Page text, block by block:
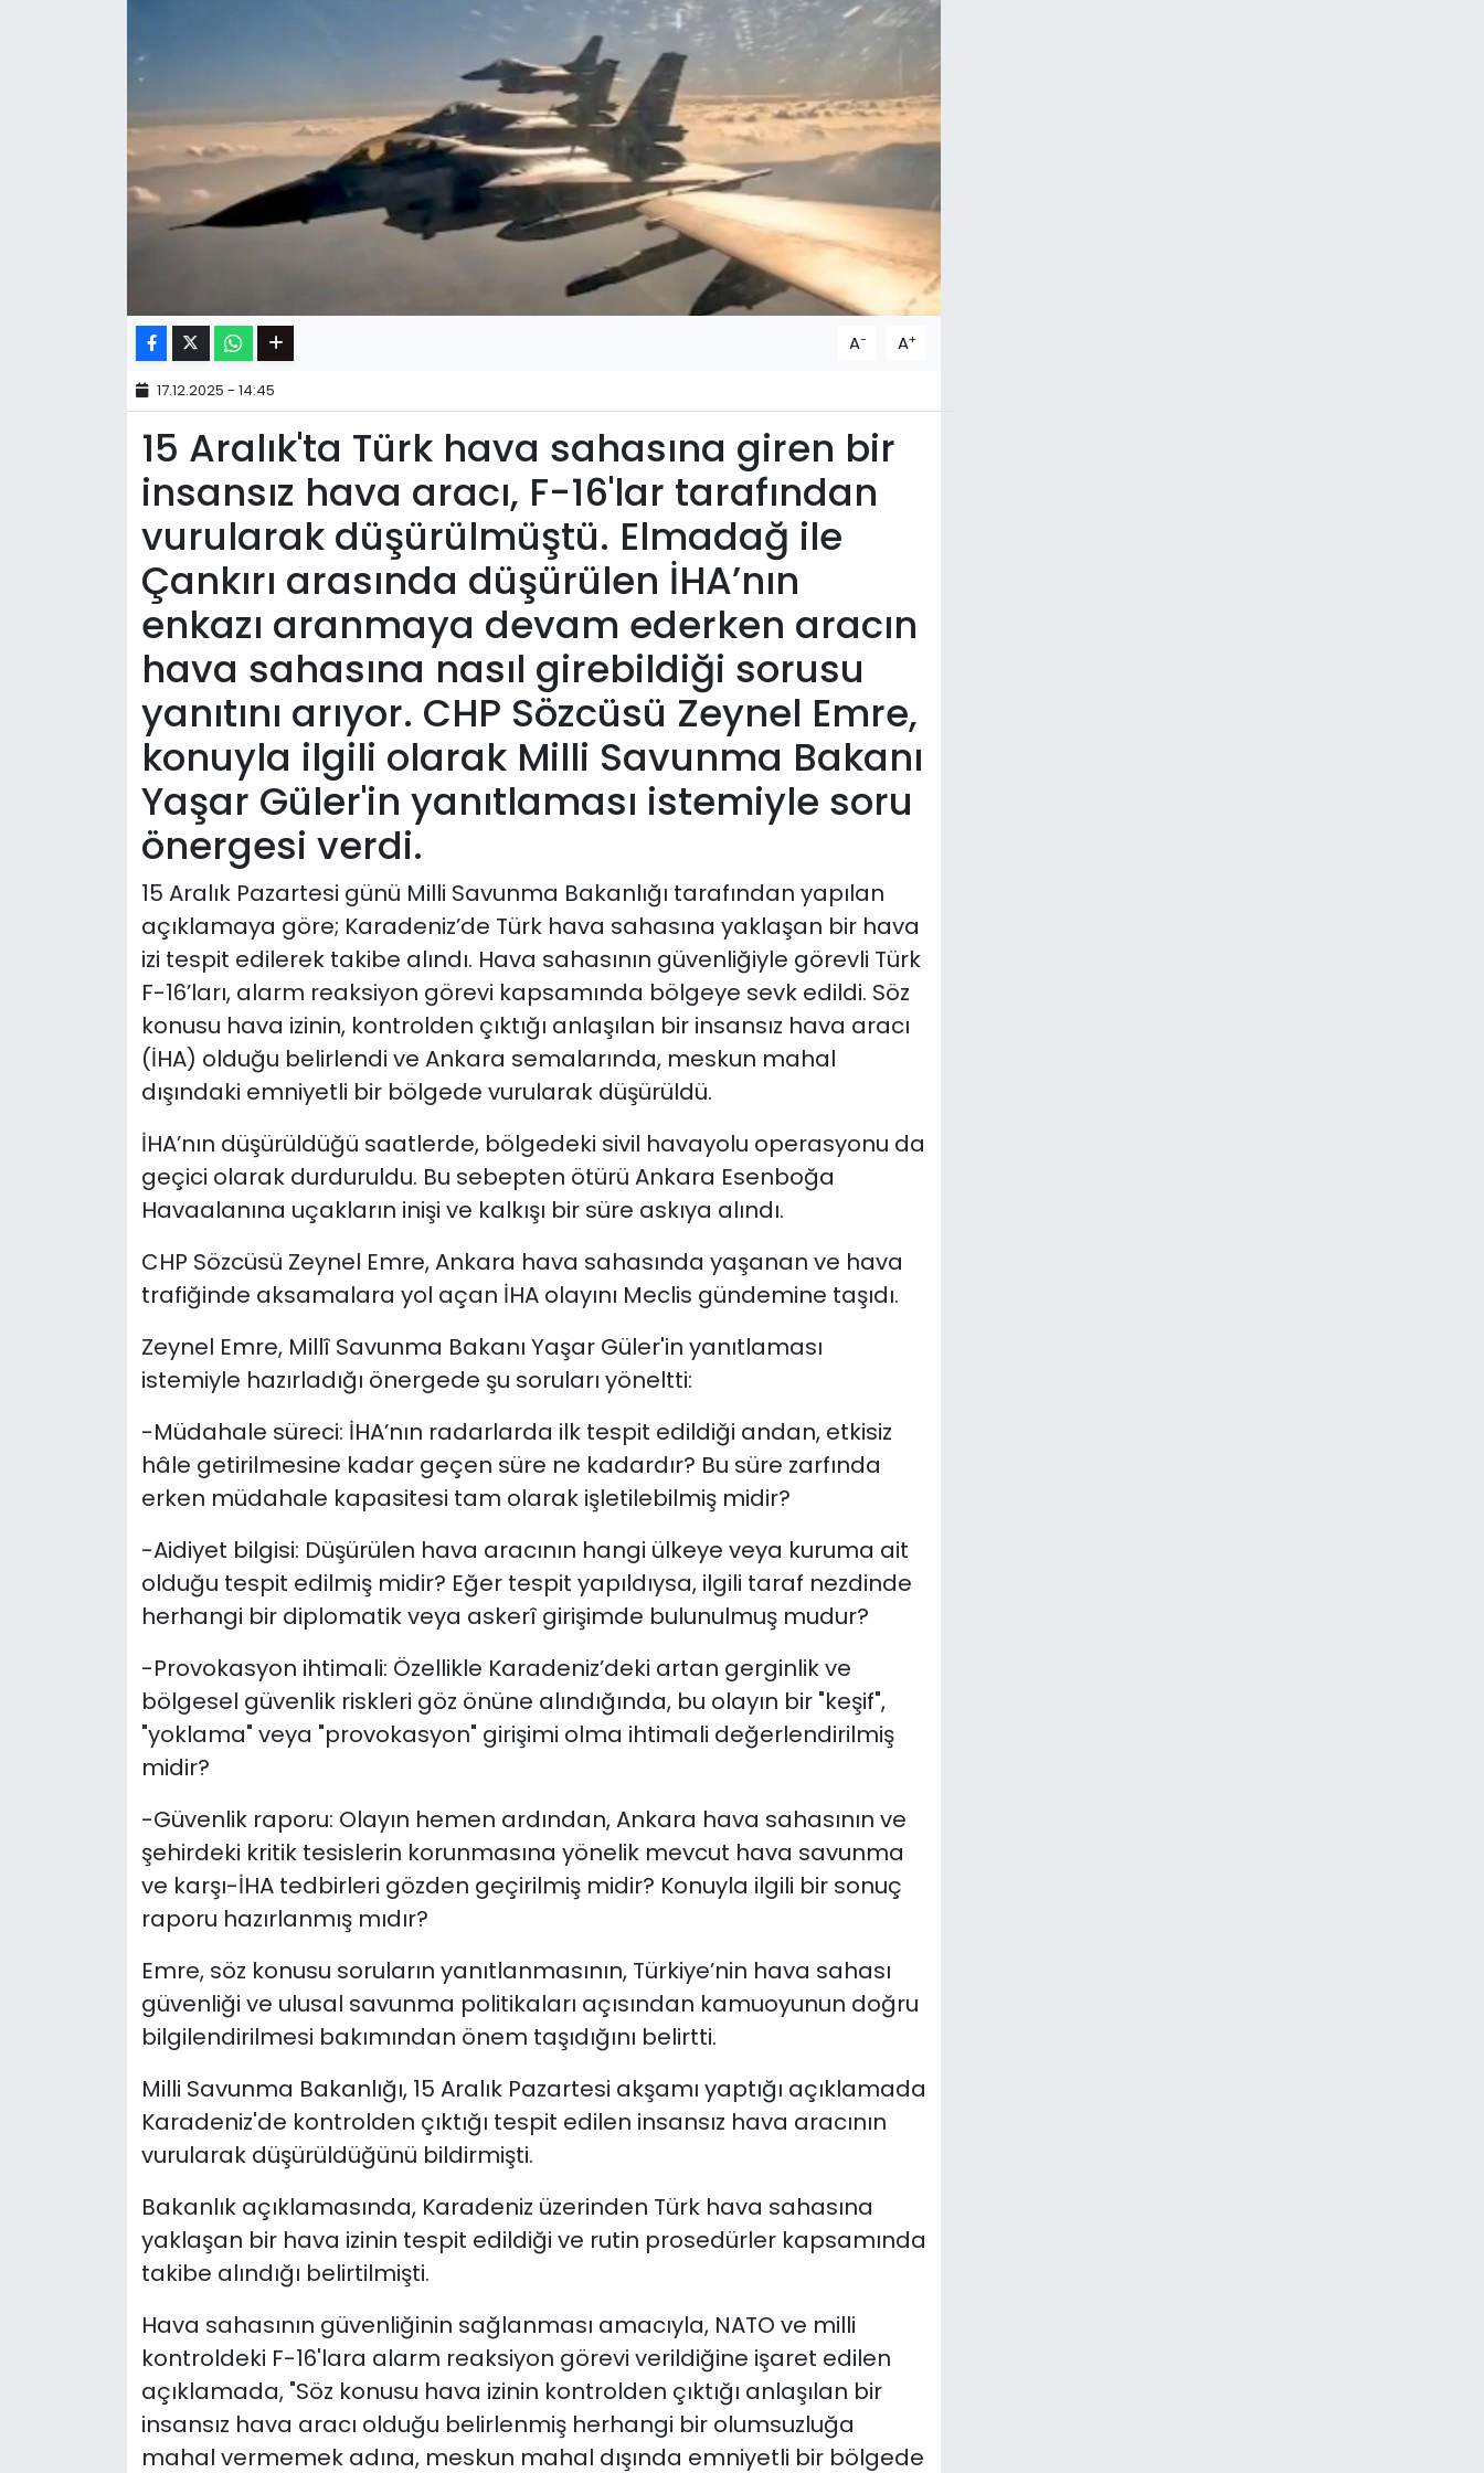
A- A+
17.12.2025 - 14:45
15 Aralık'ta Türk hava sahasına giren bir
insansız hava aracı, F-16'lar tarafından
vurularak düşürülmüştü. Elmadağ ile
Çankırı arasında düşürülen İHA’nın
enkazı aranmaya devam ederken aracın
hava sahasına nasıl girebildiği sorusu
yanıtını arıyor. CHP Sözcüsü Zeynel Emre,
konuyla ilgili olarak Milli Savunma Bakanı
Yaşar Güler'in yanıtlaması istemiyle soru
önergesi verdi.
15 Aralık Pazartesi günü Milli Savunma Bakanlığı tarafından yapılan
açıklamaya göre; Karadeniz’de Türk hava sahasına yaklaşan bir hava
izi tespit edilerek takibe alındı. Hava sahasının güvenliğiyle görevli Türk
F-16’ları, alarm reaksiyon görevi kapsamında bölgeye sevk edildi. Söz
konusu hava izinin, kontrolden çıktığı anlaşılan bir insansız hava aracı
(İHA) olduğu belirlendi ve Ankara semalarında, meskun mahal
dışındaki emniyetli bir bölgede vurularak düşürüldü.
İHA’nın düşürüldüğü saatlerde, bölgedeki sivil havayolu operasyonu da
geçici olarak durduruldu. Bu sebepten ötürü Ankara Esenboğa
Havaalanına uçakların inişi ve kalkışı bir süre askıya alındı.
CHP Sözcüsü Zeynel Emre, Ankara hava sahasında yaşanan ve hava
trafiğinde aksamalara yol açan İHA olayını Meclis gündemine taşıdı.
Zeynel Emre, Millî Savunma Bakanı Yaşar Güler'in yanıtlaması
istemiyle hazırladığı önergede şu soruları yöneltti:
-Müdahale süreci: İHA’nın radarlarda ilk tespit edildiği andan, etkisiz
hâle getirilmesine kadar geçen süre ne kadardır? Bu süre zarfında
erken müdahale kapasitesi tam olarak işletilebilmiş midir?
-Aidiyet bilgisi: Düşürülen hava aracının hangi ülkeye veya kuruma ait
olduğu tespit edilmiş midir? Eğer tespit yapıldıysa, ilgili taraf nezdinde
herhangi bir diplomatik veya askerî girişimde bulunulmuş mudur?
-Provokasyon ihtimali: Özellikle Karadeniz’deki artan gerginlik ve
bölgesel güvenlik riskleri göz önüne alındığında, bu olayın bir "keşif",
"yoklama" veya "provokasyon" girişimi olma ihtimali değerlendirilmiş
midir?
-Güvenlik raporu: Olayın hemen ardından, Ankara hava sahasının ve
şehirdeki kritik tesislerin korunmasına yönelik mevcut hava savunma
ve karşı-İHA tedbirleri gözden geçirilmiş midir? Konuyla ilgili bir sonuç
raporu hazırlanmış mıdır?
Emre, söz konusu soruların yanıtlanmasının, Türkiye’nin hava sahası
güvenliği ve ulusal savunma politikaları açısından kamuoyunun doğru
bilgilendirilmesi bakımından önem taşıdığını belirtti.
Milli Savunma Bakanlığı, 15 Aralık Pazartesi akşamı yaptığı açıklamada
Karadeniz'de kontrolden çıktığı tespit edilen insansız hava aracının
vurularak düşürüldüğünü bildirmişti.
Bakanlık açıklamasında, Karadeniz üzerinden Türk hava sahasına
yaklaşan bir hava izinin tespit edildiği ve rutin prosedürler kapsamında
takibe alındığı belirtilmişti.
Hava sahasının güvenliğinin sağlanması amacıyla, NATO ve milli
kontroldeki F-16'lara alarm reaksiyon görevi verildiğine işaret edilen
açıklamada, "Söz konusu hava izinin kontrolden çıktığı anlaşılan bir
insansız hava aracı olduğu belirlenmiş herhangi bir olumsuzluğa
mahal vermemek adına, meskun mahal dışında emniyetli bir bölgede